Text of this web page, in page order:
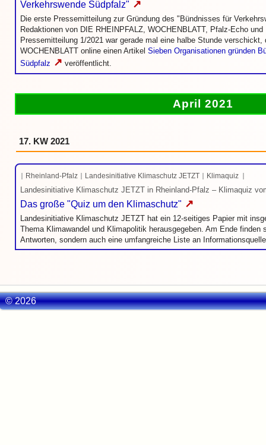
Verkehrswende Südpfalz" ↗
Die erste Pressemitteilung zur Gründung des "Bündnisses für
Redaktionen von DIE RHEINPFALZ, WOCHENBLATT, Pfalz-Echo
Pressemitteilung 1/2021 war gerade mal eine halbe Stunde verschickt,
WOCHENBLATT online einen Artikel Sieben Organisationen gründen
Südpfalz ↗ veröffentlicht.
April 2021
17. KW 2021
Rheinland-Pfalz Landesinitiative Klimaschutz JETZT Klimaquiz
Landesinitiative Klimaschutz JETZT in Rheinland-Pfalz – Klimaquiz
Das große "Quiz um den Klimaschutz" ↗
Landesinitiative Klimaschutz JETZT hat ein 12-seitiges Papier mit
Thema Klimawandel und Klimapolitik herausgegeben. Am Ende finden
Antworten, sondern auch eine umfangreiche Liste an
© 2026